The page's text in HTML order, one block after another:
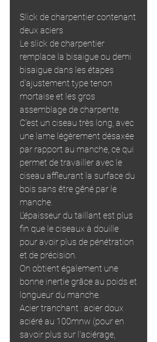
Slick de charpentier contenant
deux aciers
Le slick de charpentier
remplace la bisaigue ou demi
bisaigue dans les étapes
d'ajustement type tenon
mortaise et les gros
assemblage de charpente.
C'est un ciseau très long, avec
une lame légèrement désaxée
par rapport au manche, ce qui
permet de travailler avec le
ciseau affleurant la surface du
bois sans être gêné par le
manche.
L'épaisseur du taillant est plus
fin que le ciseaux à douille
pour avoir plus de pénétration
et de précision.
On obtient également une
bonne inertie grâce au poids et
longueur du manche.
Acier tranchant : acier doux
aciéré au 100mnw (pour en
savoir plus sur l'aciérage,